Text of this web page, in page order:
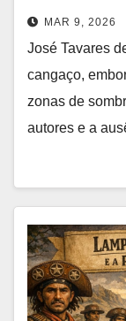
MAR 9, 2026
José Tavares
cangaço,
zonas de
autores e a